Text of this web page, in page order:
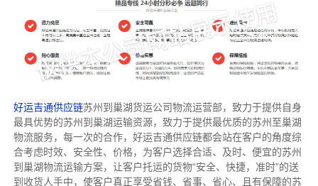
好运吉通供应链苏州到巢湖货运公司物流运营部，致力于提供自身
最具优势的苏州到巢湖运输资源，致力于提供最优质的苏州至巢湖
物流服务，每一次的合作，好运吉通供应链都会站在客户的角度综
合考虑时效、安全性、价格，为客户选择合适、及时、便宜的苏州
到巢湖物流运输方案，让客户托运的货物“安全、快捷，准时”的送
到收货人手中，使客户真正享受省钱、省事、省心、且有保障的苏